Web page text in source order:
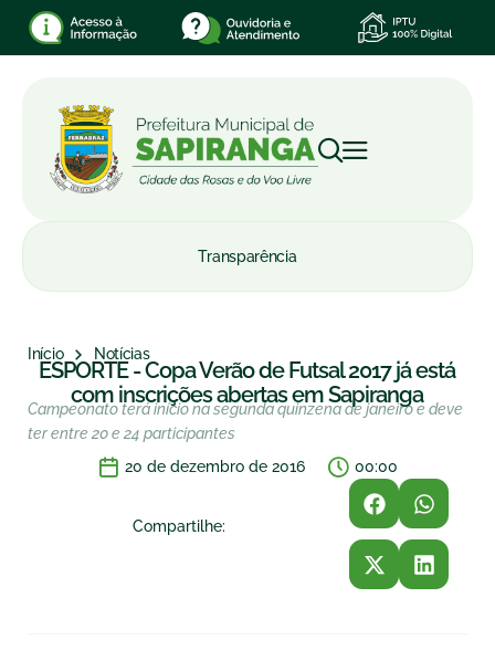
Transparência
Início Notícias
ESPORTE - Copa Verão de Futsal 2017 já está
com inscrições abertas em Sapiranga
Campeonato terá início na segunda quinzena de janeiro e deve
ter entre 20 e 24 participantes
20 de dezembro de 2016
00:00
Compartilhe: